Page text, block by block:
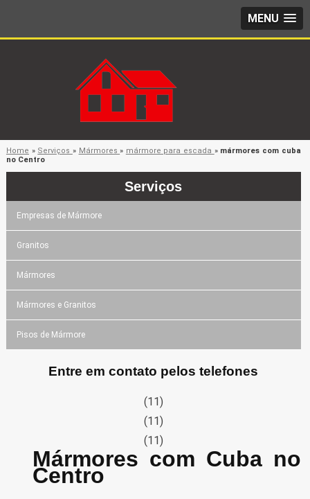
MENU
Home » Serviços » Mármores» mármore para escada » mármores com cuba
no Centro
Serviços
Empresas de Mármore
Granitos
Mármores
Mármores e Granitos
Pisos de Mármore
Entre em contato pelos telefones
(11)
(11)
(11)
Mármores com Cuba no
Centro